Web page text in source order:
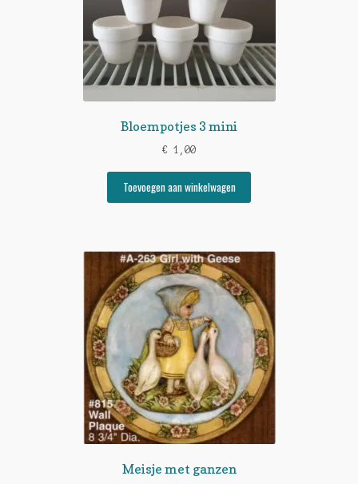
Bloempotjes 3 mini
€ 1,00
Toevoegen aan winkelwagen
Meisje met ganzen